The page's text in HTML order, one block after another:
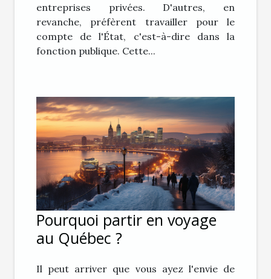
entreprises privées. D'autres, en
revanche, préfèrent travailler pour le
compte de l'État, c'est-à-dire dans la
fonction publique. Cette...
Pourquoi partir en voyage
au Québec ?
Il peut arriver que vous ayez l'envie de